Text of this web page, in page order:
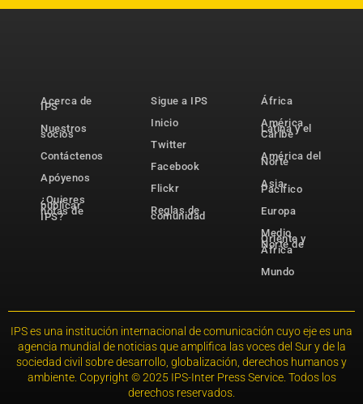
Acerca de
IPS
Nuestros
socios
Contáctenos
Apóyenos
¿Quieres
publicar
notas de
IPS?
Sigue a IPS
Inicio
Twitter
Facebook
Flickr
Reglas de
comunidad
África
América
Latina y el
Caribe
América del
Norte
Asia-
Pacífico
Europa
Medio
Oriente y
Norte de
África
Mundo
IPS es una institución internacional de comunicación cuyo eje es una
agencia mundial de noticias que amplifica las voces del Sur y de la
sociedad civil sobre desarrollo, globalización, derechos humanos y
ambiente. Copyright © 2025 IPS-Inter Press Service. Todos los
derechos reservados.